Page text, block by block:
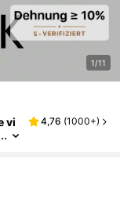
1/11
vi
4,76 (1000+)